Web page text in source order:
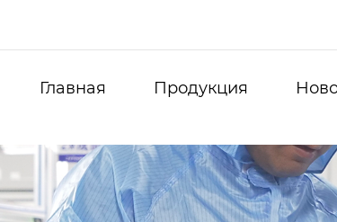
Главная Продукция